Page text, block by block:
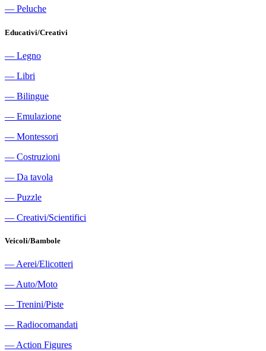
― Peluche
Educativi/Creativi
― Legno
― Libri
― Bilingue
― Emulazione
― Montessori
― Costruzioni
― Da tavola
― Puzzle
― Creativi/Scientifici
Veicoli/Bambole
― Aerei/Elicotteri
― Auto/Moto
― Trenini/Piste
― Radiocomandati
― Action Figures